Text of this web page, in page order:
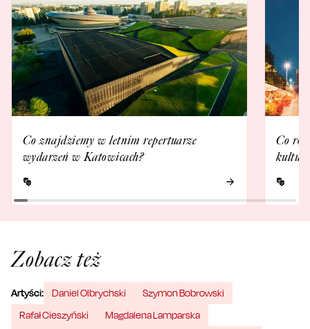
Co znajdziemy w letnim repertuarze
wydarzeń w Katowicach?
Co
Zobacz też
Artyści: Daniel Olbrychski
Szymon Bobrowski
Rafał Cieszyński
Magdalena Lamparska